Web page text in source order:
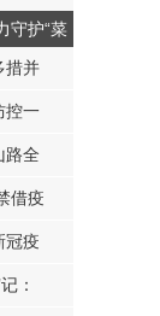
守护“菜
措并
控一
路全
借疫
冠疫
：